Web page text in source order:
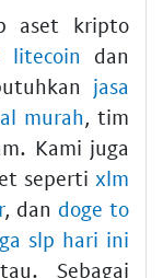
aset kripto
litecoin dan
jasa
murah, tim
Kami juga
seperti xlm
, dan doge to
slp hari ini
Sebagai